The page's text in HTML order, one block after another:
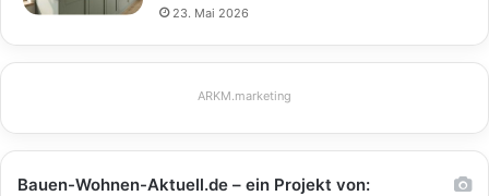
23. Mai 2026
ARKM.marketing
Bauen-Wohnen-Aktuell.de – ein Projekt von: